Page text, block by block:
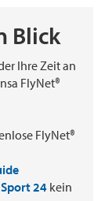
Blick
Ihre Zeit an
FlyNet®
FlyNet®
Sport 24 kein